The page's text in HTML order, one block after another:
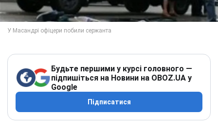
Будьте першими у курсі головного —
підпишіться на Новини на OBOZ.UA у
Google
Підписатися